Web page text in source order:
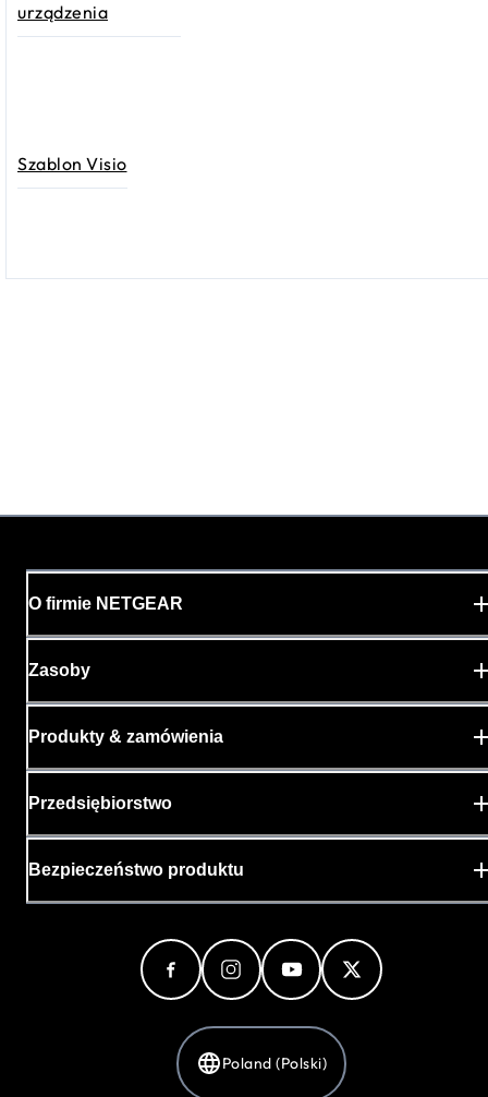
urządzenia
Szablon Visio
O firmie NETGEAR
Zasoby
Produkty & zamówienia
Przedsiębiorstwo
Bezpieczeństwo produktu
Poland (Polski)